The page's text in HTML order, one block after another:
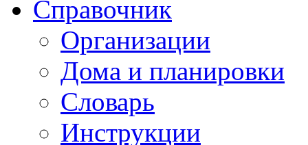
Справочник
Организации
Дома и планировки
Словарь
Инструкции